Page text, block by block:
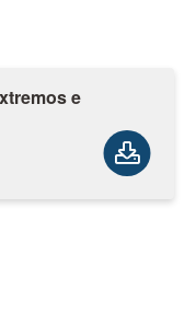
e